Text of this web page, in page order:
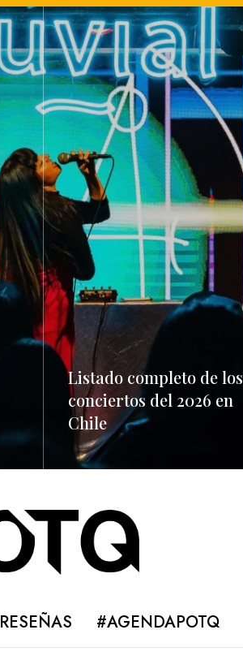
Listado completo de los
conciertos del 2026 en
Chile
READ MORE
RESEÑAS #AGENDAPOTQ